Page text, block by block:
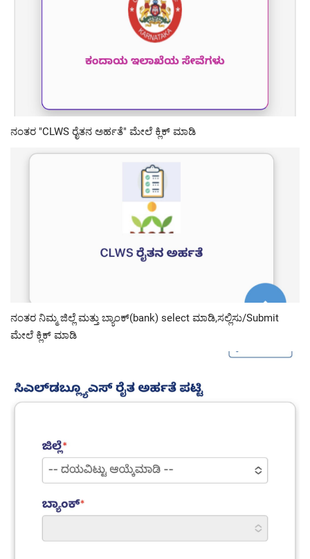
ನಂತರ "CLWS ರೈತನ ಅರ್ಹತೆ" ಮೇಲೆ ಕ್ಲಿಕ್ ಮಾಡಿ
ನಂತರ ನಿಮ್ಮ ಜಿಲ್ಲೆ ಮತ್ತು ಬ್ಯಾಂಕ್(bank) select ಮಾಡಿ,ಸಲ್ಲಿಸು/Submit
ಮೇಲೆ ಕ್ಲಿಕ್ ಮಾಡಿ